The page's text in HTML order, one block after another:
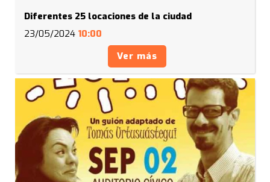
Diferentes 25 locaciones de la ciudad
23/05/2024 10:00
Ver más